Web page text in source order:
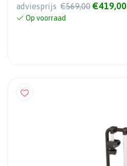
adviesprijs €569,00 €419,00
Op voorraad